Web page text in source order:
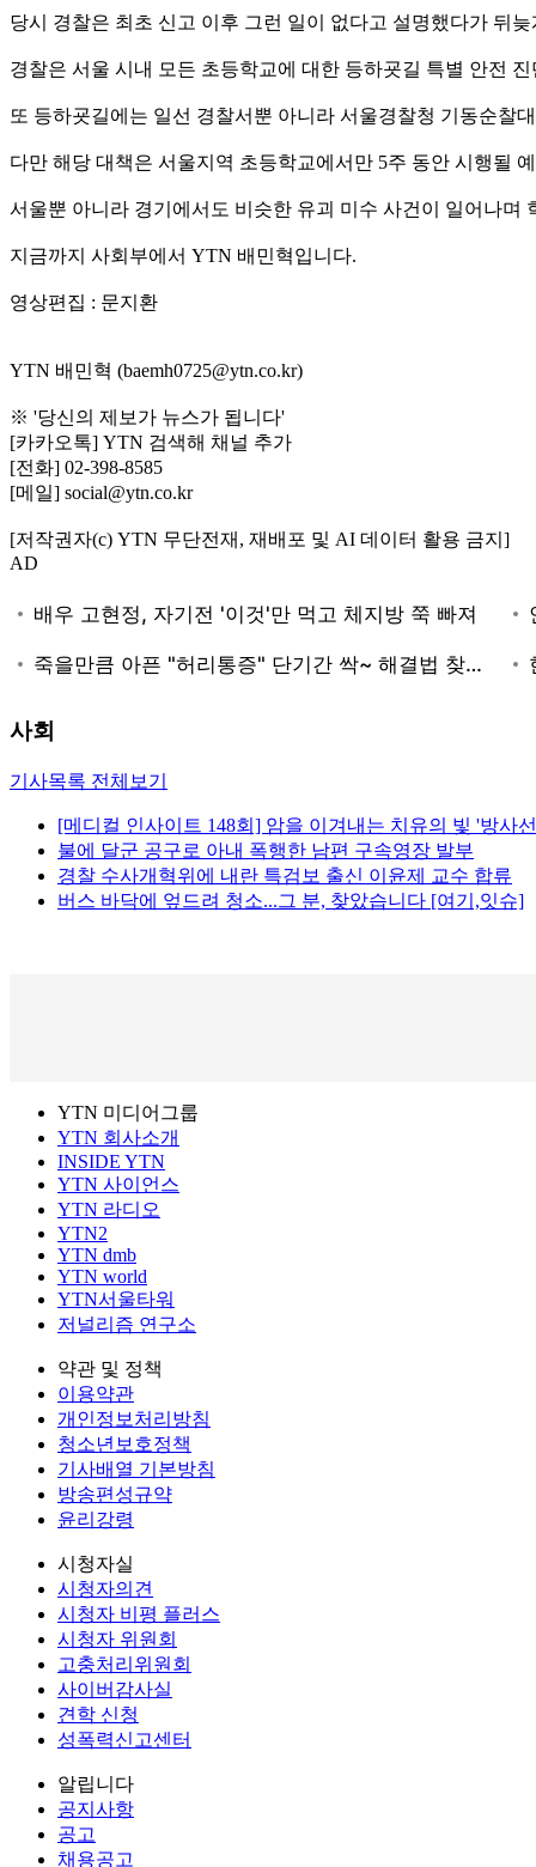
당시 경찰은 최초 신고 이후 그런 일이 없다고 설명했다가 뒤
경찰은 서울 시내 모든 초등학교에 대한 등하굣길 특별 안전
또 등하굣길에는 일선 경찰서뿐 아니라 서울경찰청 기동순찰
다만 해당 대책은 서울지역 초등학교에서만 5주 동안 시행될
서울뿐 아니라 경기에서도 비슷한 유괴 미수 사건이 일어나며
지금까지 사회부에서 YTN 배민혁입니다.
영상편집 : 문지환
YTN 배민혁 (baemh0725@ytn.co.kr)
※ '당신의 제보가 뉴스가 됩니다'
[카카오톡] YTN 검색해 채널 추가
[전화] 02-398-8585
[메일] social@ytn.co.kr
[저작권자(c) YTN 무단전재, 재배포 및 AI 데이터 활용 금지]
AD
사회
기사목록 전체보기
[메디컬 인사이트 148회] 암을 이겨내는 치유의 빛 '방사
불에 달군 공구로 아내 폭행한 남편 구속영장 발부
경찰 수사개혁위에 내란 특검보 출신 이윤제 교수 합류
버스 바닥에 엎드려 청소...그 분, 찾았습니다 [여기,잇슈]
YTN 미디어그룹
YTN 회사소개
INSIDE YTN
YTN 사이언스
YTN 라디오
YTN2
YTN dmb
YTN world
YTN서울타워
저널리즘 연구소
약관 및 정책
이용약관
개인정보처리방침
청소년보호정책
기사배열 기본방침
방송편성규약
윤리강령
시청자실
시청자의견
시청자 비평 플러스
시청자 위원회
고충처리위원회
사이버감사실
견학 신청
성폭력신고센터
알립니다
공지사항
공고
채용공고